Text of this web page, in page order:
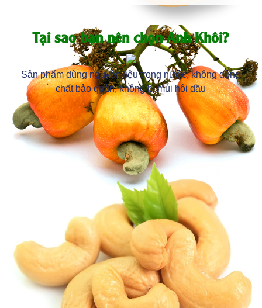
Tại sao bạn nên chọn Anh Khôi?
Sản phẩm dùng nguyên liệu trong nước, không dùng
chất bảo quản, không bị mùi hôi dầu